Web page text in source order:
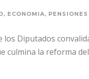
, ECONOMIA, PENSIONES
los Diputados
culmina la reforma